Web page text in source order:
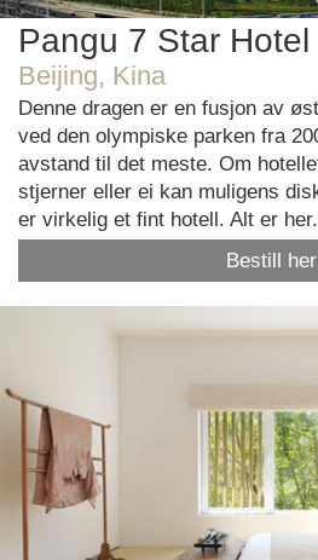
Pangu 7 Star Hotel
Beijing, Kina
Denne dragen er en fusjon av
ved den olympiske parken fra
avstand til det meste. Om
stjerner eller ei kan muligens
er virkelig et fint hotell. Alt er her.
Bestill her
This page can't load
Do